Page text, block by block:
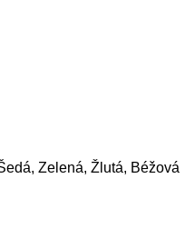
Zelená, Žlutá, Béžová